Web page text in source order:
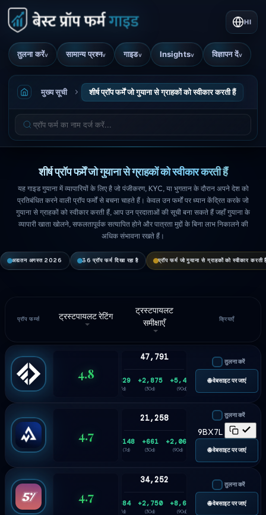
तुलना करेंv सामान्य प्रश्नv गाइडv Insightsv विज्ञापन देंv
HI
मुख्य सूची शीर्ष प्रॉप फर्में जो गुयाना से ग्राहकों को स्वीकार करती हैं
शीर्ष प्रॉप फर्में जो गुयाना से ग्राहकों को स्वीकार करती हैं
यह गाइड गुयाना में व्यापारियों के लिए है जो पंजीकरण, KYC, या भुगतान के दौरान अपने देश को
प्रतिबंधित करने वाली प्रॉप फर्मों से बचना चाहते हैं। केवल उन फर्मों पर ध्यान केंद्रित करके जो
गुयाना से ग्राहकों को स्वीकार करती हैं, आप उन प्रदाताओं की सूची बना सकते हैं जहाँ गुयाना के
व्यापारी खाता खोलने, सफलतापूर्वक सत्यापित होने और पात्रता मुद्दों के बिना लाभ निकालने की
अधिक संभावना रखते हैं।
अद्यतन अगस्त 2026 36 प्रॉप फर्म दिखा रहा है प्रॉप फर्म जो गुयाना से ग्राहकों को स्वीकार करती
प्रॉप फर्म्स ट्रस्टपायलट रेटिंग
ट्रस्टपायलट
समीक्षाएँ
क्रियाएँ
4.8
47,791
+829
(7d)
+2,875
(30d)
+5,433
(90d)
तुलना करें
🌐 वेबसाइट पर जाएं
4.7
21,258
+148
(7d)
+661
(30d)
+2,063
(90d)
तुलना करें
9BX7L
🌐 वेबसाइट पर जाएं
4.7
34,252
+684
(7d)
+2,750
(30d)
+8,684
(90d)
तुलना करें
🌐 वेबसाइट पर जाएं